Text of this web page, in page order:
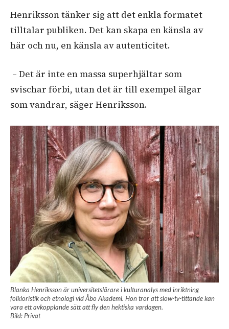
Henriksson tänker sig att det enkla formatet
tilltalar publiken. Det kan skapa en känsla av
här och nu, en känsla av autenticitet.
– Det är inte en massa superhjältar som
svischar förbi, utan det är till exempel älgar
som vandrar, säger Henriksson.
Blanka Henriksson är universitetslärare i kulturanalys med inriktning
folkloristik och etnologi vid Åbo Akademi. Hon tror att slow-tv-tittande kan
vara ett avkopplande sätt att fly den hektiska vardagen.
Bild: Privat